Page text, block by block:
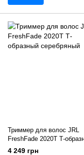
Триммер для волос JRL
FreshFade 2020T Т-
серебряный
4 249 грн